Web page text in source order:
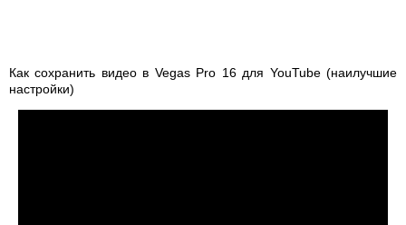
Как сохранить видео в Vegas Pro 16 для YouTube (наилучшие
настройки)